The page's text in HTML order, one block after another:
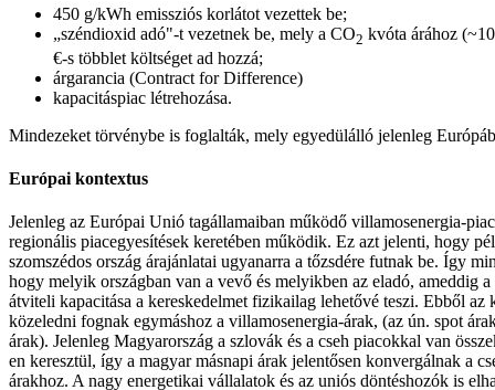
450 g/kWh emissziós korlátot vezettek be;
„széndioxid adó"-t vezetnek be, mely a CO2 kvóta árához
€-s többlet költséget ad hozzá;
árgarancia (Contract for Difference)
kapacitáspiac létrehozása.
Mindezeket törvénybe is foglalták, mely egyedülálló jelenleg
Európai kontextus
Jelenleg az Európai Unió tagállamaiban működő villamosenergia-
regionális piacegyesítések keretében működik. Ez azt jelenti, hogy
szomszédos ország árajánlatai ugyanarra a tőzsdére futnak be. Így
hogy melyik országban van a vevő és melyikben az eladó, ameddig
átviteli kapacitása a kereskedelmet fizikailag lehetővé teszi. Ebből az
közeledni fognak egymáshoz a villamosenergia-árak, (az ún. spot
árak). Jelenleg Magyarország a szlovák és a cseh piacokkal van
en keresztül, így a magyar másnapi árak jelentősen konvergálnak a
árakhoz. A nagy energetikai vállalatok és az uniós döntéshozók is